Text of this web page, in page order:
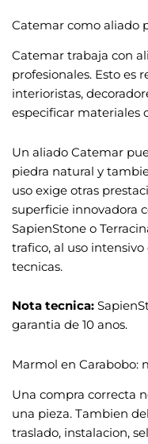
Catemar como aliado
Catemar trabaja con
profesionales. Esto es
interioristas,
especificar materiales
Un aliado Catemar
piedra natural y
uso exige otras
superficie innovadora
SapienStone o
trafico, al uso
tecnicas.
Nota tecnica:
garantia de 10 anos.
Marmol en Carabobo:
Una compra correcta
una pieza. Tambien
traslado, instalacion,